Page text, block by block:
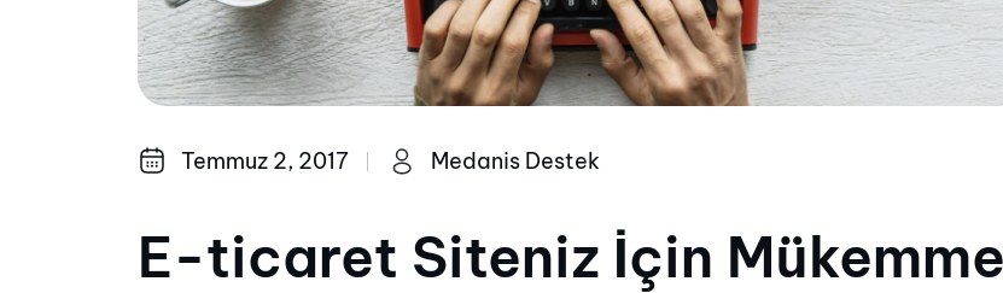
Temmuz 2, 2017 Medanis Destek
E-ticaret Siteniz İçin